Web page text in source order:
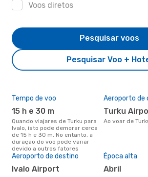
Voos diretos
Pesquisar Voo +
Pesquisar voos
Tempo de voo
15 h e 30 m
Quando viajares de Turku para
Ivalo, isto pode demorar cerca
de 15 h e 30 m. No entanto, a
duração do voo pode variar
devido a outros fatores
Aeroporto de
Turku
Ao voar de
Aeroporto de destino
Ivalo Airport
Época alta
abril